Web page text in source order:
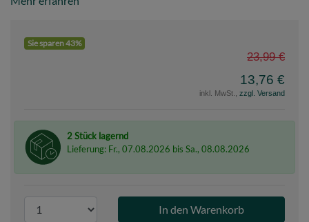
Sie sparen 43%
23,99 €
13,76 €
inkl. MwSt., zzgl. Versand
2 Stück lagernd
Lieferung: Fr., 07.08.2026 bis Sa., 08.08.2026